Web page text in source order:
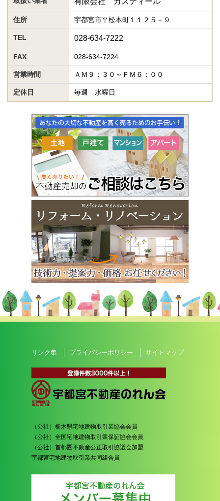
住所 宇都宮市平松本町１１２５－９
TEL 028-634-7222
FAX 028-634-7224
営業時間 ＡＭ９：３０～ＰＭ６：００
定休日 毎週 水曜日
リンク集 プライバシーポリシー サイトマップ
（公社）栃木県宅地建物取引業協会会員
（公社）全国宅地建物取引業保証協会会員
（公社）首都圏不動産公正取引協議会加盟
宇都宮宅地建物取引業共同組合員